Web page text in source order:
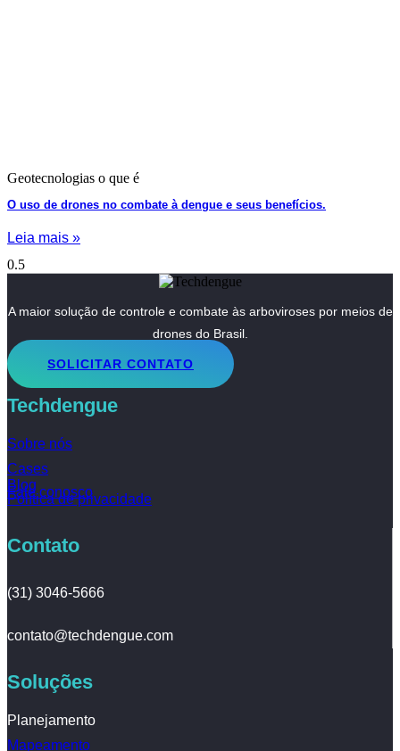
Geotecnologias o que é
O uso de drones no combate à dengue e seus benefícios.
Leia mais »
A maior solução de controle e combate às arboviroses por meios de
drones do Brasil.
SOLICITAR CONTATO
Techdengue
Sobre nós
Cases
Blog
Fale conosco
Política de privacidade
Contato
(31) 3046-5666
contato@techdengue.com
Soluções
Planejamento
Mapeamento